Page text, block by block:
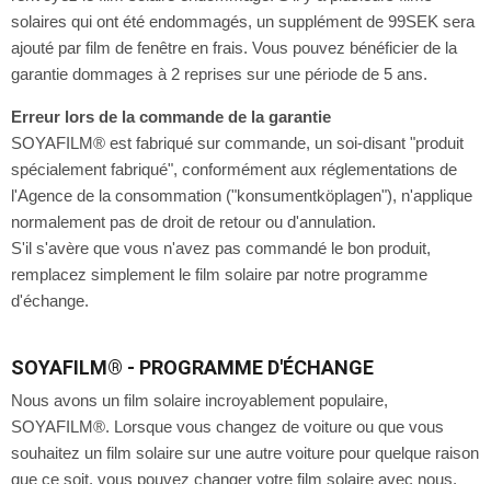
solaires qui ont été endommagés, un supplément de 99SEK sera
ajouté par film de fenêtre en frais. Vous pouvez bénéficier de la
garantie dommages à 2 reprises sur une période de 5 ans.
Erreur lors de la commande de la garantie
SOYAFILM® est fabriqué sur commande, un soi-disant "produit
spécialement fabriqué", conformément aux réglementations de
l'Agence de la consommation ("konsumentköplagen"), n'applique
normalement pas de droit de retour ou d'annulation.
S'il s'avère que vous n'avez pas commandé le bon produit,
remplacez simplement le film solaire par notre programme
d'échange.
SOYAFILM® - PROGRAMME D'ÉCHANGE
Nous avons un film solaire incroyablement populaire,
SOYAFILM®. Lorsque vous changez de voiture ou que vous
souhaitez un film solaire sur une autre voiture pour quelque raison
que ce soit, vous pouvez changer votre film solaire avec nous.